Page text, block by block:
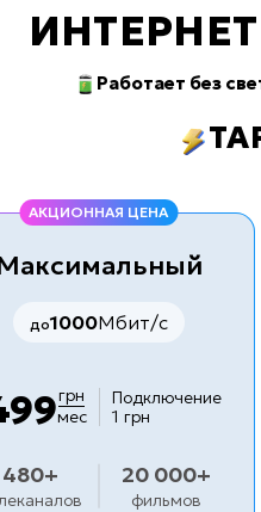
ИНТЕРНЕТ
Работает без
АКЦИОННАЯ ЦЕНА
до1000Мбит/с
грн
мес
Подключение
1 грн
480+ 20 000+
фильмов